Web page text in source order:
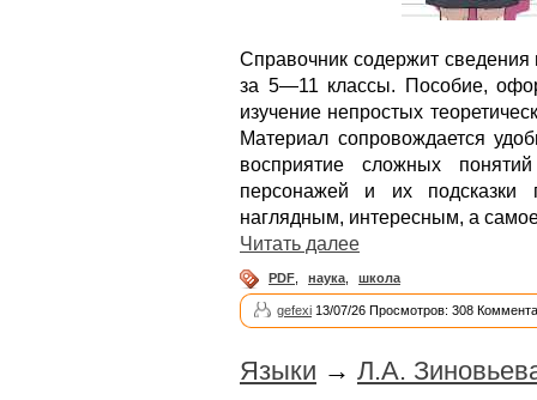
Справочник содержит
за 5—11 классы. Пособие,
изучение непростых
Материал сопровождается
восприятие сложных
персонажей и их подсказки
наглядным, интересным, а
Читать далее
PDF наука школа
gefexi 13/07/26 Просмотров: 308
Языки → Л.А.